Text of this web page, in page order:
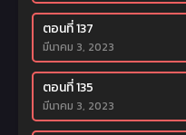
ตอนที่ 137
มีนาคม 3, 2023
ตอนที่ 135
มีนาคม 3, 2023